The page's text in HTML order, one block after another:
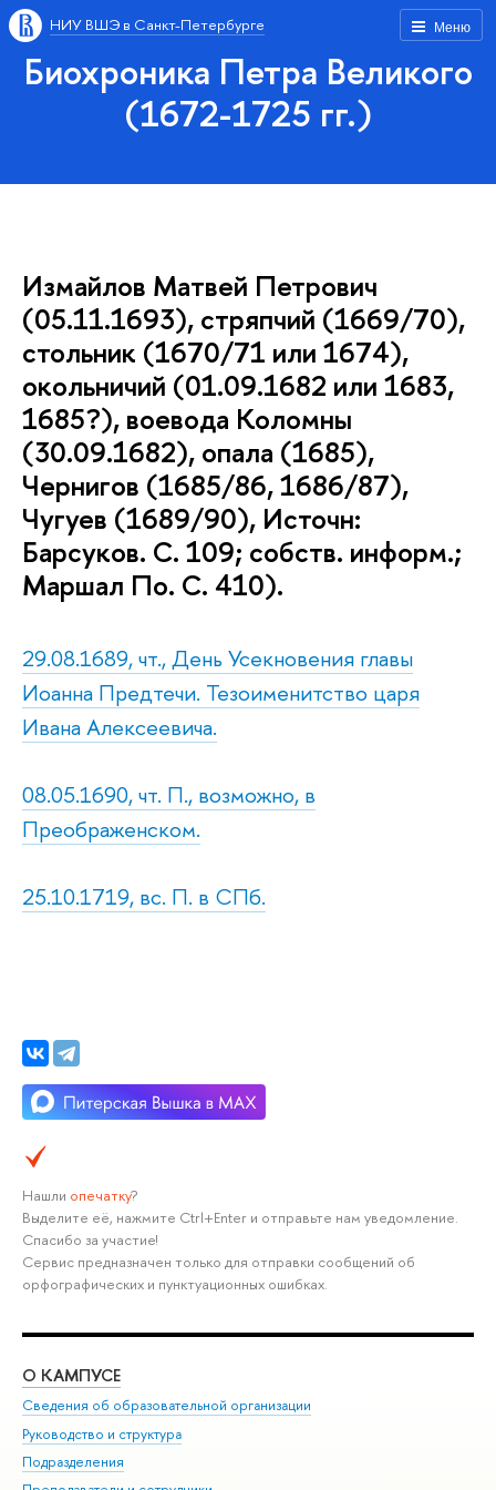
Меню
НИУ ВШЭ в Санкт-Петербурге
Биохроника Петра Великого
(1672-1725 гг.)
Измайлов Матвей Петрович
(05.11.1693), стряпчий (1669/70),
стольник (1670/71 или 1674),
окольничий (01.09.1682 или 1683,
1685?), воевода Коломны
(30.09.1682), опала (1685),
Чернигов (1685/86, 1686/87),
Чугуев (1689/90), Источн:
Барсуков. С. 109; собств. информ.;
Маршал По. С. 410).
29.08.1689, чт., День Усекновения главы
Иоанна Предтечи. Тезоименитство царя
Ивана Алексеевича.
08.05.1690, чт. П., возможно, в
Преображенском.
25.10.1719, вс. П. в СПб.
Нашли опечатку?
Выделите её, нажмите Ctrl+Enter и отправьте нам уведомление.
Спасибо за участие!
Сервис предназначен только для отправки сообщений об
орфографических и пунктуационных ошибках.
О КАМПУСЕ
Сведения об образовательной организации
Руководство и структура
Подразделения